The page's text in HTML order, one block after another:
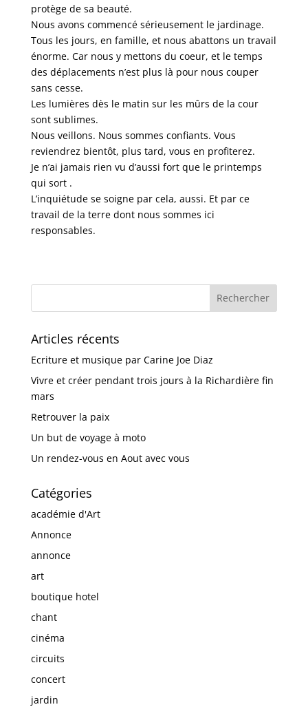
protège de sa beauté.
Nous avons commencé sérieusement le jardinage.
Tous les jours, en famille, et nous abattons un travail
énorme. Car nous y mettons du coeur, et le temps
des déplacements n’est plus là pour nous couper
sans cesse.
Les lumières dès le matin sur les mûrs de la cour
sont sublimes.
Nous veillons. Nous sommes confiants. Vous
reviendrez bientôt, plus tard, vous en profiterez.
Je n’ai jamais rien vu d’aussi fort que le printemps
qui sort .
L’inquiétude se soigne par cela, aussi. Et par ce
travail de la terre dont nous sommes ici
responsables.
Articles récents
Ecriture et musique par Carine Joe Diaz
Vivre et créer pendant trois jours à la Richardière fin
mars
Retrouver la paix
Un but de voyage à moto
Un rendez-vous en Aout avec vous
Catégories
académie d'Art
Annonce
annonce
art
boutique hotel
chant
cinéma
circuits
concert
jardin